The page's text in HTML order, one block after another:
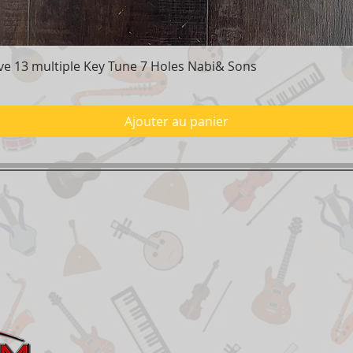
Aperçu rapide
13 multiple Key Tune 7 Holes Nabi& Sons
Ajouter au panier